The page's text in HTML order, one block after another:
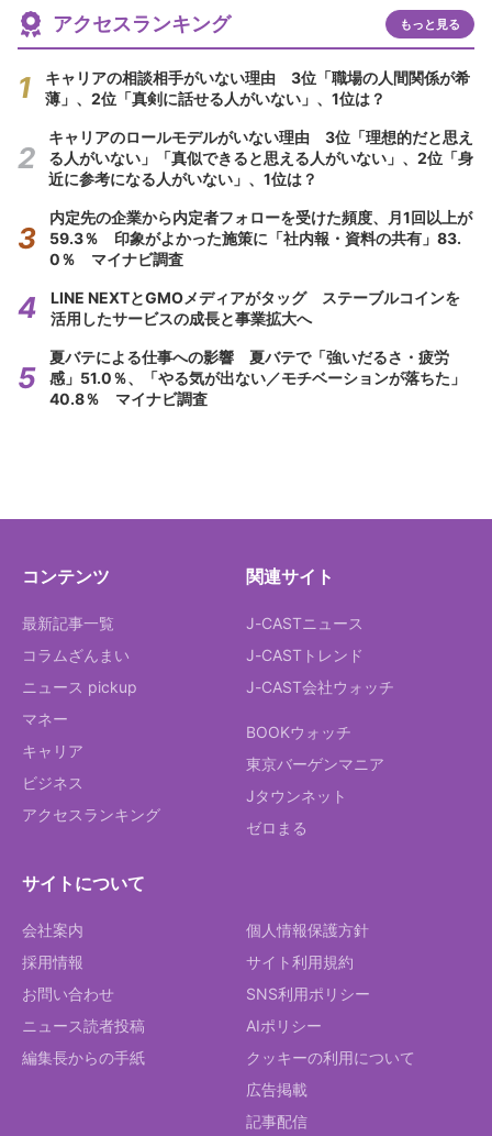
アクセスランキング もっと見る
キャリアの相談相手がいない理由 3位「職場の人間関係が希
薄」、2位「真剣に話せる人がいない」、1位は？
キャリアのロールモデルがいない理由 3位「理想的だと思え
る人がいない」「真似できると思える人がいない」、2位「身
近に参考になる人がいない」、1位は？
内定先の企業から内定者フォローを受けた頻度、月1回以上が
59.3％ 印象がよかった施策に「社内報・資料の共有」83.
0％ マイナビ調査
LINE NEXTとGMOメディアがタッグ ステーブルコインを
活用したサービスの成長と事業拡大へ
夏バテによる仕事への影響 夏バテで「強いだるさ・疲労
感」51.0％、「やる気が出ない／モチベーションが落ちた」
40.8％ マイナビ調査
コンテンツ
最新記事一覧
コラムざんまい
ニュース pickup
マネー
キャリア
ビジネス
アクセスランキング
関連サイト
J-CASTニュース
J-CASTトレンド
J-CAST会社ウォッチ
BOOKウォッチ
東京バーゲンマニア
Jタウンネット
ゼロまる
サイトについて
会社案内
採用情報
お問い合わせ
ニュース読者投稿
編集長からの手紙
個人情報保護方針
サイト利用規約
SNS利用ポリシー
AIポリシー
クッキーの利用について
広告掲載
記事配信